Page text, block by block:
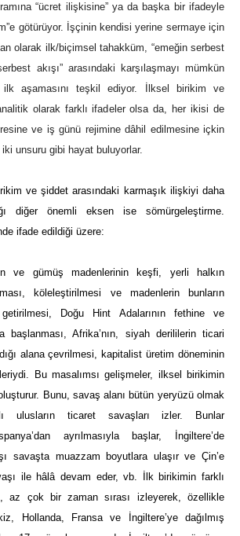
“ücret ilişkisine” ya da başka bir ifadeyle
götürüyor. İşçinin kendisi yerine sermaye için
an olarak ilk/biçimsel tahakküm, “emeğin serbest
akışı” arasındaki karşılaşmayı mümkün
ilk aşamasını teşkil ediyor. İlksel birikim ve
olarak farklı ifadeler olsa da, her ikisi de
ve iş günü rejimine dâhil edilmesine içkin
unsuru gibi hayat buluyorlar.
ve şiddet arasındaki karmaşık ilişkiyi daha
diğer önemli eksen ise sömürgeleştirme.
ifade edildiği üzere:
ve gümüş madenlerinin keşfi, yerli halkın
köleleştirilmesi ve madenlerin bunların
Doğu Hint Adalarının fethine ve
başlanması, Afrika’nın, siyah derililerin ticari
alana çevrilmesi, kapitalist üretim döneminin
Bu masalımsı gelişmeler, ilksel birikimin
Bunu, savaş alanı bütün yeryüzü olmak
ulusların ticaret savaşları izler. Bunlar
ayrılmasıyla başlar, İngiltere’de
savaşta muazzam boyutlara ulaşır ve Çin’e
ile hâlâ devam eder, vb. İlk birikimin farklı
az çok bir zaman sırası izleyerek, özellikle
Hollanda, Fransa ve İngiltere’ye dağılmış